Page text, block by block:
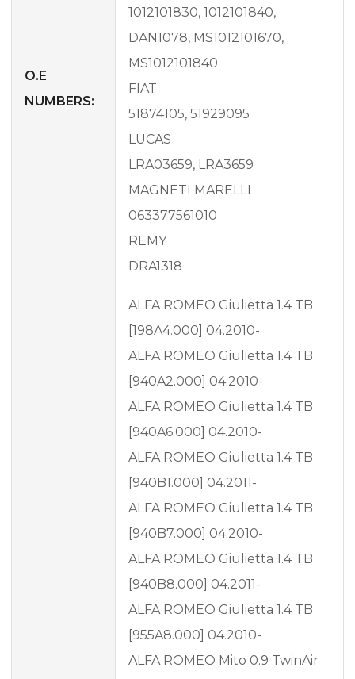
O.E
NUMBERS:
1012101830, 1012101840,
DAN1078, MS1012101670,
MS1012101840
FIAT
51874105, 51929095
LUCAS
LRA03659, LRA3659
MAGNETI MARELLI
063377561010
REMY
DRA1318
ALFA ROMEO Giulietta 1.4 TB
[198A4.000] 04.2010-
ALFA ROMEO Giulietta 1.4 TB
[940A2.000] 04.2010-
ALFA ROMEO Giulietta 1.4 TB
[940A6.000] 04.2010-
ALFA ROMEO Giulietta 1.4 TB
[940B1.000] 04.2011-
ALFA ROMEO Giulietta 1.4 TB
[940B7.000] 04.2010-
ALFA ROMEO Giulietta 1.4 TB
[940B8.000] 04.2011-
ALFA ROMEO Giulietta 1.4 TB
[955A8.000] 04.2010-
ALFA ROMEO Mito 0.9 TwinAir